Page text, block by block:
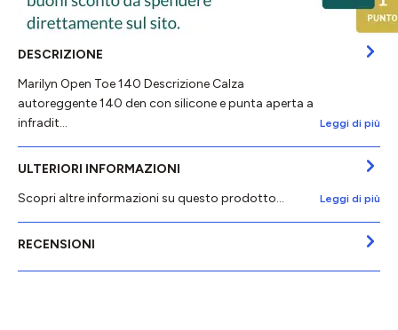
DESCRIZIONE
Marilyn Open Toe 140 Descrizione Calza
autoreggente 140 den con silicone e punta aperta a
infradit…
Leggi di più
ULTERIORI INFORMAZIONI
Scopri altre informazioni su questo prodotto...
Leggi di più
RECENSIONI